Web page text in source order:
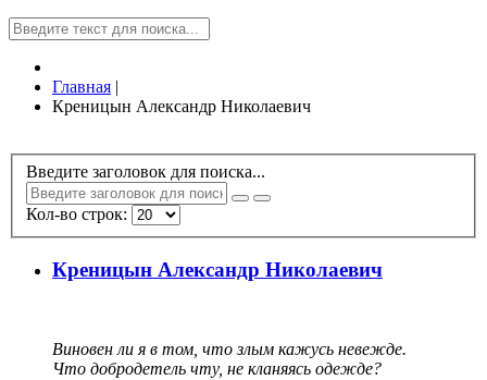
Главная |
Креницын Александр Николаевич
Введите заголовок для поиска...
Кол-во строк:
Креницын Александр Николаевич
Виновен ли я в том, что злым кажусь невежде.
Что добродетель чту, не кланяясь одежде?